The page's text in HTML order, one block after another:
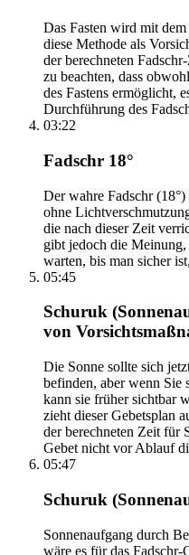
Das Fasten wird mit
diese Methode als
der berechneten
zu beachten, dass
des Fastens ermöglicht,
Durchführung des
03:22
Fadschr 18°
Der wahre Fadschr
ohne
die nach dieser Zeit
gibt jedoch die
warten, bis man sicher
05:45
Schuruk
von
Die Sonne sollte sich
befinden, aber wenn Sie
kann sie früher sichtbar
zieht dieser Gebetsplan
der berechneten Zeit für
Gebet nicht vor Ablauf
05:47
Schuruk
Sonnenaufgang durch
wäre es für das Fadschr-